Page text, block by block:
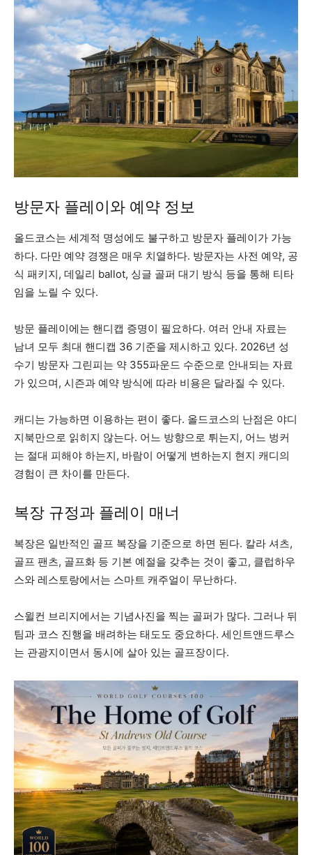
방문자 플레이와 예약 정보
올드코스는 세계적 명성에도 불구하고 방문자 플레이가 가능
하다. 다만 예약 경쟁은 매우 치열하다. 방문자는 사전 예약, 공
식 패키지, 데일리 ballot, 싱글 골퍼 대기 방식 등을 통해 티타
임을 노릴 수 있다.
방문 플레이에는 핸디캡 증명이 필요하다. 여러 안내 자료는
남녀 모두 최대 핸디캡 36 기준을 제시하고 있다. 2026년 성
수기 방문자 그린피는 약 355파운드 수준으로 안내되는 자료
가 있으며, 시즌과 예약 방식에 따라 비용은 달라질 수 있다.
캐디는 가능하면 이용하는 편이 좋다. 올드코스의 난점은 야디
지북만으로 읽히지 않는다. 어느 방향으로 튀는지, 어느 벙커
는 절대 피해야 하는지, 바람이 어떻게 변하는지 현지 캐디의
경험이 큰 차이를 만든다.
복장 규정과 플레이 매너
복장은 일반적인 골프 복장을 기준으로 하면 된다. 칼라 셔츠,
골프 팬츠, 골프화 등 기본 예절을 갖추는 것이 좋고, 클럽하우
스와 레스토랑에서는 스마트 캐주얼이 무난하다.
스윌컨 브리지에서는 기념사진을 찍는 골퍼가 많다. 그러나 뒤
팀과 코스 진행을 배려하는 태도도 중요하다. 세인트앤드루스
는 관광지이면서 동시에 살아 있는 골프장이다.